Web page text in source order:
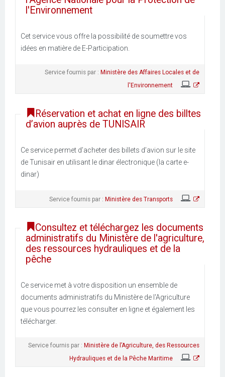
l'Environnement
Cet service vous offre la possibilité de soumettre vos
idées en matière de E-Participation.
Service fournis par : Ministère des Affaires Locales et de
l'Environnement
Réservation et achat en ligne des billtes
d’avion auprès de TUNISAIR
Ce service permet d’acheter des billets d’avion sur le site
de Tunisair en utilisant le dinar électronique (la carte e-
dinar)
Service fournis par : Ministère des Transports
Consultez et téléchargez les documents
administratifs du Ministère de l'agriculture,
des ressources hydrauliques et de la
pêche
Ce service met à votre disposition un ensemble de
documents administratifs du Ministère de l'Agriculture
que vous pourrez les consulter en ligne et également les
télécharger.
Service fournis par : Ministère de l’Agriculture, des Ressources
Hydrauliques et de la Pêche Maritime